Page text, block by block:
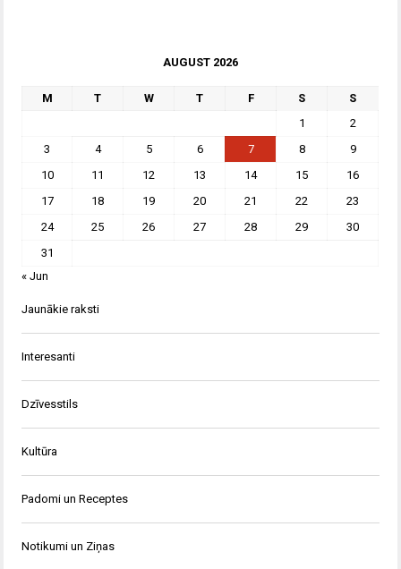
AUGUST 2026
M T W T F S
S
1
2
3
4 5 6 7 8
9
10
11 12 13 14 15
16
17
18 19 20 21 22
23
24
25 26 27 28 29
30
31
« Jun
Jaunākie raksti
Interesanti
Dzīvesstils
Kultūra
Padomi un Receptes
Notikumi un Ziņas